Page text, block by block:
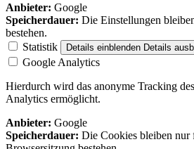
Anbieter: Google
Speicherdauer: Die Einstellungen
bestehen.
Statistik
Details einblenden Details
Google Analytics
Hierdurch wird das anonyme Tracking
Analytics ermöglicht.
Anbieter: Google
Speicherdauer: Die Cookies bleiben nur